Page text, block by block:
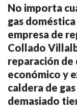
No importa
gas
empresa de
Collado
reparación de
económico y
caldera de
demasiado